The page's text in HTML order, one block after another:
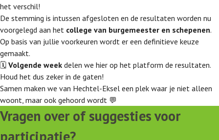
het verschil!
De stemming is intussen afgesloten en de resultaten worden nu
voorgelegd aan het college van burgemeester en schepenen.
Op basis van jullie voorkeuren wordt er een definitieve keuze
gemaakt.
🗓️ Volgende week delen we hier op het platform de resultaten.
Houd het dus zeker in de gaten!
Samen maken we van Hechtel-Eksel een plek waar je niet alleen
woont, maar ook gehoord wordt 💬
Vragen over of suggesties voor
participatie?